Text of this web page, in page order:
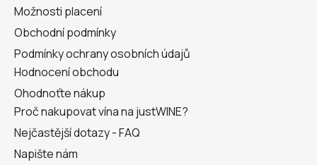
Možnosti placení
Obchodní podmínky
Podmínky ochrany osobních údajů
Hodnocení obchodu
Ohodnoťte nákup
Proč nakupovat vína na justWINE?
Nejčastější dotazy - FAQ
Napište nám